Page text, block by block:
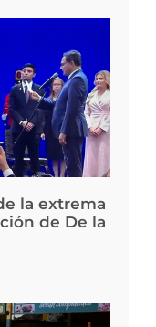
la extrema
de De la